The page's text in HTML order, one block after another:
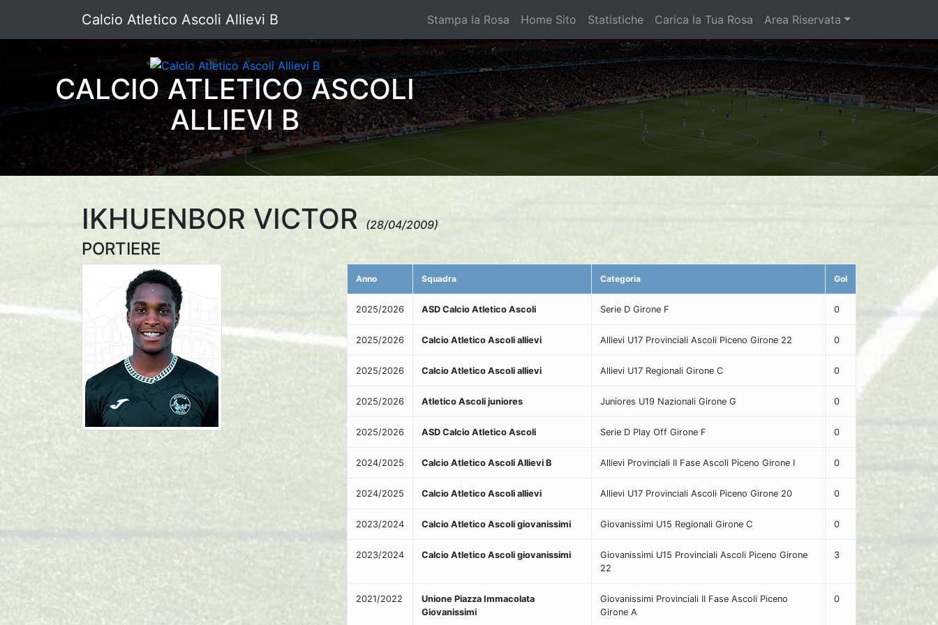
Calcio Atletico Ascoli Allievi B Stampa la Rosa Home Sito Statistiche Carica la Tua Rosa Area Riservata
CALCIO ATLETICO ASCOLI
ALLIEVI B
IKHUENBOR VICTOR (28/04/2009)
PORTIERE
Anno Squadra Categoria Gol
2025/2026 ASD Calcio Atletico Ascoli Serie D Girone F 0
2025/2026 Calcio Atletico Ascoli allievi Allievi U17 Provinciali Ascoli Piceno Girone 22 0
2025/2026 Calcio Atletico Ascoli allievi Allievi U17 Regionali Girone C 0
2025/2026 Atletico Ascoli juniores Juniores U19 Nazionali Girone G 0
2025/2026 ASD Calcio Atletico Ascoli Serie D Play Off Girone F 0
2024/2025 Calcio Atletico Ascoli Allievi B Allievi Provinciali II Fase Ascoli Piceno Girone I 0
2024/2025 Calcio Atletico Ascoli allievi Allievi U17 Provinciali Ascoli Piceno Girone 20 0
2023/2024 Calcio Atletico Ascoli giovanissimi Giovanissimi U15 Regionali Girone C 0
2023/2024 Calcio Atletico Ascoli giovanissimi
Giovanissimi U15 Provinciali Ascoli Piceno Girone
22
3
2021/2022
Unione Piazza Immacolata
Giovanissimi
Giovanissimi Provinciali II Fase Ascoli Piceno
Girone A
0